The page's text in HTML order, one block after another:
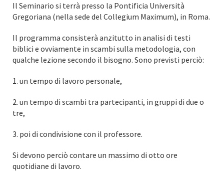
Il Seminario si terrà presso la Pontificia Università
Gregoriana (nella sede del Collegium Maximum), in Roma.
Il programma consisterà anzitutto in analisi di testi
biblici e ovviamente in scambi sulla metodologia, con
qualche lezione secondo il bisogno. Sono previsti perciò:
1. un tempo di lavoro personale,
2. un tempo di scambi tra partecipanti, in gruppi di due o
tre,
3. poi di condivisione con il professore.
Si devono perciò contare un massimo di otto ore
quotidiane di lavoro.